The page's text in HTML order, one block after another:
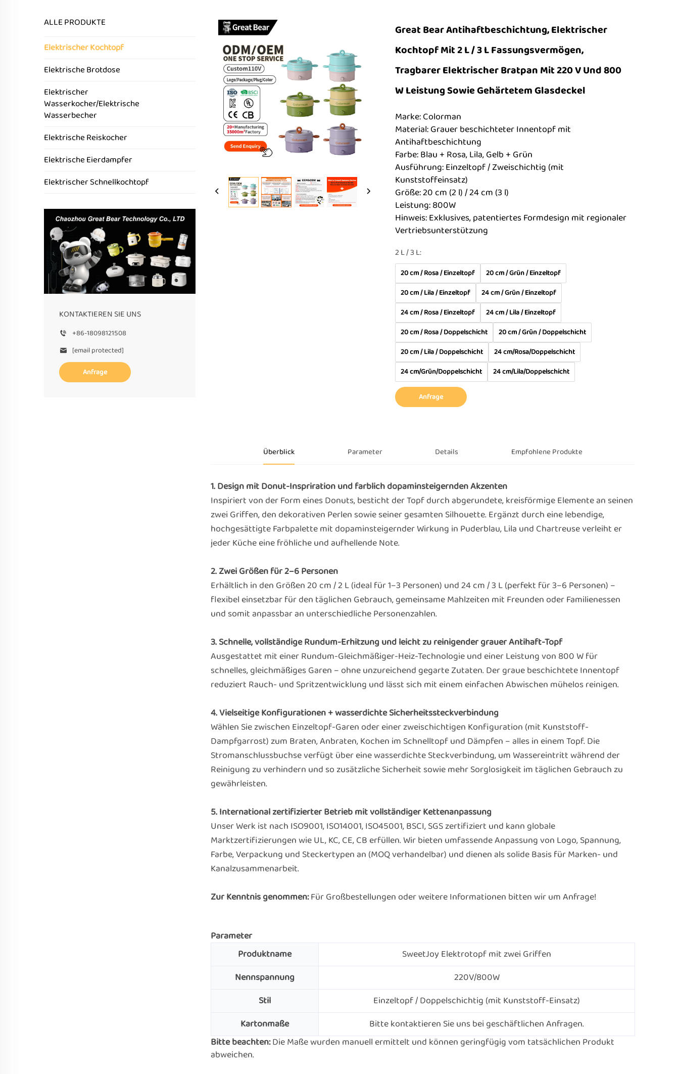
ALLE PRODUKTE
Elektrischer Kochtopf
Elektrische Brotdose
Elektrischer
Wasserkocher/Elektrische
Wasserbecher
Elektrische Reiskocher
Elektrische Eierdampfer
Elektrischer Schnellkochtopf
KONTAKTIEREN SIE UNS
+86-18098121508
[email protected]
Anfrage
Great Bear Antihaftbeschichtung, Elektrischer
Kochtopf Mit 2 L / 3 L Fassungsvermögen,
Tragbarer Elektrischer Bratpan Mit 220 V Und 800
W Leistung Sowie Gehärtetem Glasdeckel
Marke: Colorman
Material: Grauer beschichteter Innentopf mit
Antihaftbeschichtung
Farbe: Blau + Rosa, Lila, Gelb + Grün
Ausführung: Einzeltopf / Zweischichtig (mit
Kunststoffeinsatz)
Größe: 20 cm (2 l) / 24 cm (3 l)
Leistung: 800W
Hinweis: Exklusives, patentiertes Formdesign mit regionaler
Vertriebsunterstützung
2 L / 3 L:
20 cm / Rosa / Einzeltopf
20 cm / Grün / Einzeltopf
20 cm / Lila / Einzeltopf
24 cm / Grün / Einzeltopf
24 cm / Rosa / Einzeltopf
24 cm / Lila / Einzeltopf
20 cm / Rosa / Doppelschicht
20 cm / Grün / Doppelschicht
20 cm / Lila / Doppelschicht
24 cm/Rosa/Doppelschicht
24 cm/Grün/Doppelschicht
24 cm/Lila/Doppelschicht
Anfrage
Überblick Parameter Details Empfohlene Produkte
1. Design mit Donut-Inspriration und farblich dopaminsteigernden Akzenten
Inspiriert von der Form eines Donuts, besticht der Topf durch abgerundete, kreisförmige Elemente an seinen
zwei Griffen, den dekorativen Perlen sowie seiner gesamten Silhouette. Ergänzt durch eine lebendige,
hochgesättigte Farbpalette mit dopaminsteigernder Wirkung in Puderblau, Lila und Chartreuse verleiht er
jeder Küche eine fröhliche und aufhellende Note.
2. Zwei Größen für 2–6 Personen
Erhältlich in den Größen 20 cm / 2 L (ideal für 1–3 Personen) und 24 cm / 3 L (perfekt für 3–6 Personen) –
flexibel einsetzbar für den täglichen Gebrauch, gemeinsame Mahlzeiten mit Freunden oder Familienessen
und somit anpassbar an unterschiedliche Personenzahlen.
3. Schnelle, vollständige Rundum-Erhitzung und leicht zu reinigender grauer Antihaft-Topf
Ausgestattet mit einer Rundum-Gleichmäßiger-Heiz-Technologie und einer Leistung von 800 W für
schnelles, gleichmäßiges Garen – ohne unzureichend gegarte Zutaten. Der graue beschichtete Innentopf
reduziert Rauch- und Spritzentwicklung und lässt sich mit einem einfachen Abwischen mühelos reinigen.
4. Vielseitige Konfigurationen + wasserdichte Sicherheitssteckverbindung
Wählen Sie zwischen Einzeltopf-Garen oder einer zweischichtigen Konfiguration (mit Kunststoff-
Dampfgarrost) zum Braten, Anbraten, Kochen im Schnelltopf und Dämpfen – alles in einem Topf. Die
Stromanschlussbuchse verfügt über eine wasserdichte Steckverbindung, um Wassereintritt während der
Reinigung zu verhindern und so zusätzliche Sicherheit sowie mehr Sorglosigkeit im täglichen Gebrauch zu
gewährleisten.
5. International zertifizierter Betrieb mit vollständiger Kettenanpassung
Unser Werk ist nach ISO9001, ISO14001, ISO45001, BSCI, SGS zertifiziert und kann globale
Marktzertifizierungen wie UL, KC, CE, CB erfüllen. Wir bieten umfassende Anpassung von Logo, Spannung,
Farbe, Verpackung und Steckertypen an (MOQ verhandelbar) und dienen als solide Basis für Marken- und
Kanalzusammenarbeit.
Zur Kenntnis genommen:Für Großbestellungen oder weitere Informationen bitten wir um Anfrage!
Parameter
Produktname
SweetJoy Elektrotopf mit zwei Griffen
Nennspannung
220V/800W
Stil
Einzeltopf / Doppelschichtig (mit Kunststoff-Einsatz)
Kartonmaße
Bitte kontaktieren Sie uns bei geschäftlichen Anfragen.
Bitte beachten:Die Maße wurden manuell ermittelt und können geringfügig vom tatsächlichen Produkt
abweichen.